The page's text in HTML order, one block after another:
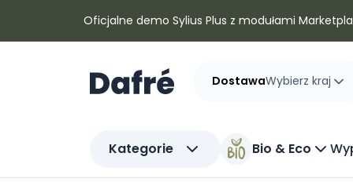
DafreOficjalne demo Sylius Plus z modułami
DostawaWybierz kraj
Kategorie Bio & Eco